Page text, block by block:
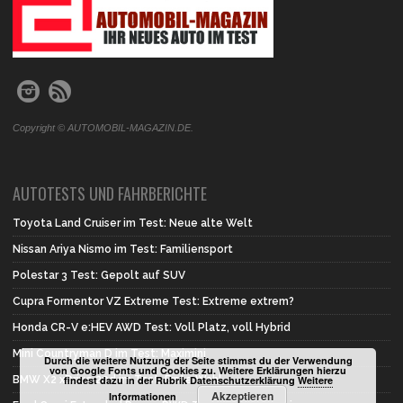
Copyright © AUTOMOBIL-MAGAZIN.DE.
AUTOTESTS UND FAHRBERICHTE
Toyota Land Cruiser im Test: Neue alte Welt
Nissan Ariya Nismo im Test: Familiensport
Polestar 3 Test: Gepolt auf SUV
Cupra Formentor VZ Extreme Test: Extreme extrem?
Honda CR-V e:HEV AWD Test: Voll Platz, voll Hybrid
Mini Countryman D im Test: Maximini
BMW X2 xDrive 20d im Test: Erste Wahl
Durch die weitere Nutzung der Seite stimmst du der Verwendung
von Google Fonts und Cookies zu. Weitere Erklärungen hierzu
findest dazu in der Rubrik DatenschutzerklärungWeitere
Informationen
Akzeptieren